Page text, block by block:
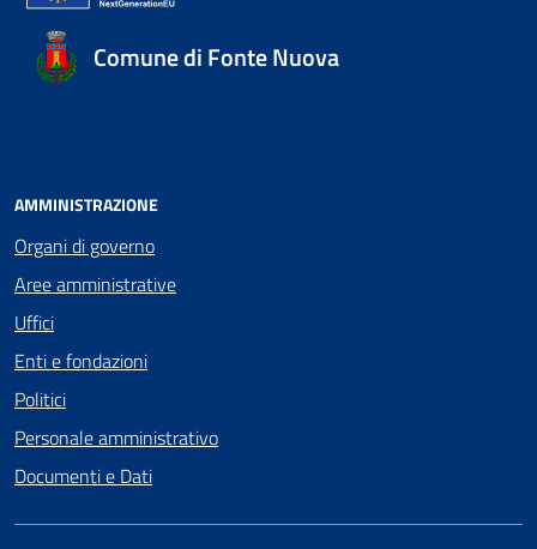
Comune di Fonte Nuova
AMMINISTRAZIONE
Organi di governo
Aree amministrative
Uffici
Enti e fondazioni
Politici
Personale amministrativo
Documenti e Dati